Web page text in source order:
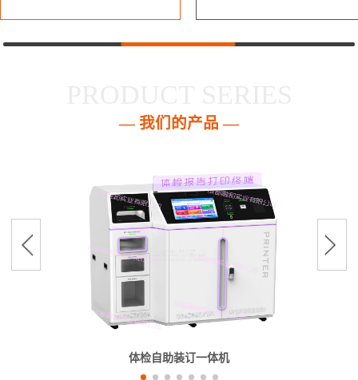
— 我们的产品 —
体检自助装订一体机